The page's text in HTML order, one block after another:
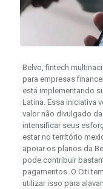
Belvo, fintech
para empresas
está implementando
Latina. Essa iniciativa
valor não divulgado
intensificar seus
estar no território
apoiar os planos da
pode contribuir
pagamentos. O Citi
utilizar isso para